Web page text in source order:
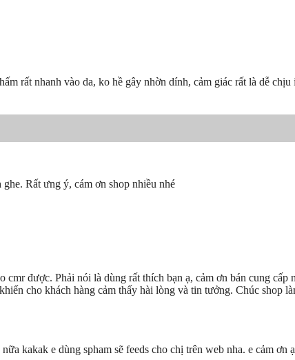
rất nhanh vào da, ko hề gây nhờn dính, cảm giác rất là dễ chịu
Rất ưng ý, cám ơn shop nhiều nhé
được. Phải nói là dùng rất thích bạn ạ, cảm ơn bán cung
cho khách hàng cảm thấy hài lòng và tin tưởng. Chúc shop
kakak e dùng spham sẽ feeds cho chị trên web nha. e cảm ơn ạ